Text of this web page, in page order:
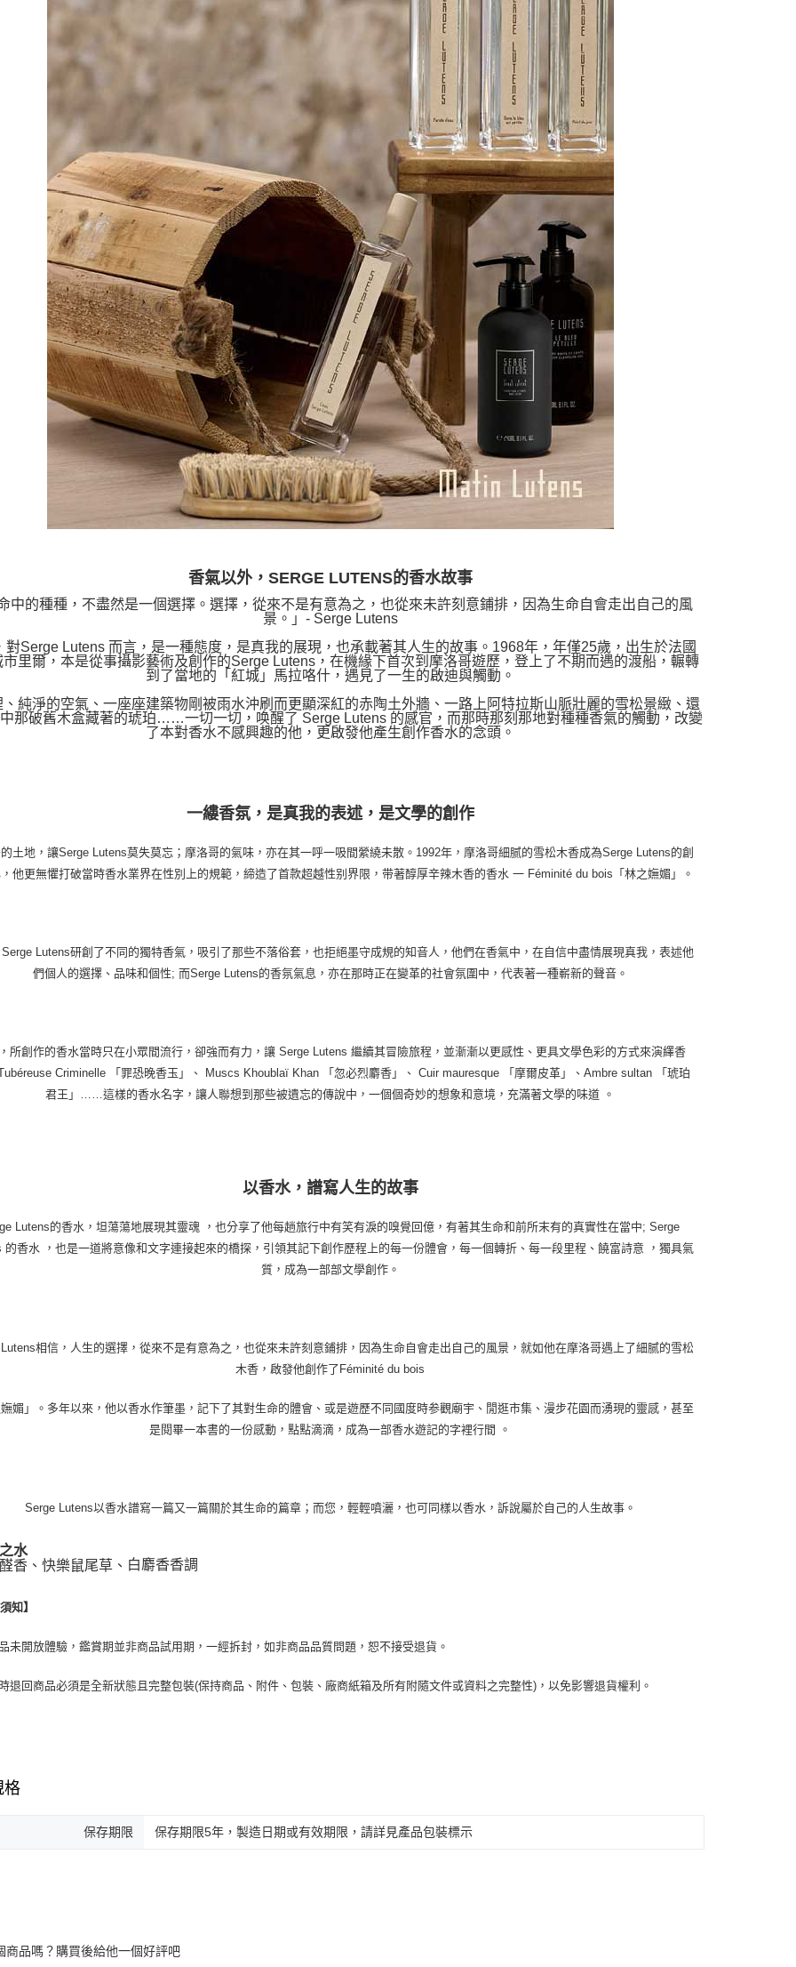
香氣以外，SERGE LUTENS的香水故事
中的種種，不盡然是一個選擇。選擇，從來不是有意為之，也從來未許刻意鋪排，因為生命自會走出自己的風
景。」- Serge Lutens
對Serge Lutens 而言，是一種態度，是真我的展現，也承載著其人生的故事。1968年，年僅25歲，出生於法國
市里爾，本是從事攝影藝術及創作的Serge Lutens，在機緣下首次到摩洛哥遊歷，登上了不期而遇的渡船，輾轉
到了當地的「紅城」馬拉咯什，遇見了一生的啟迪與觸動。
純淨的空氣、一座座建築物剛被雨水沖刷而更顯深紅的赤陶土外牆、一路上阿特拉斯山脈壯麗的雪松景緻、還
那破舊木盒藏著的琥珀……一切一切，唤醒了 Serge Lutens 的感官，而那時那刻那地對種種香氣的觸動，改變
了本對香水不感興趣的他，更啟發他產生創作香水的念頭。
一縷香氛，是真我的表述，是文學的創作
土地，讓Serge Lutens莫失莫忘；摩洛哥的氣味，亦在其一呼一吸間縈繞未散。1992年，摩洛哥細腻的雪松木香成為Serge Lutens的創
他更無懼打破當時香水業界在性別上的規範，締造了首款超越性别界限，带著醇厚辛辣木香的香水 一 Féminité du bois「林之嫵媚」。
Lutens研創了不同的獨特香氣，吸引了那些不落俗套，也拒絕墨守成規的知音人，他們在香氣中，在自信中盡情展現真我，表述他
們個人的選擇、品味和個性; 而Serge Lutens的香氛氣息，亦在那時正在變革的社會氛圍中，代表著一種嶄新的聲音。
所創作的香水當時只在小眾間流行，卻強而有力，讓 Serge Lutens 繼續其冒險旅程，並漸漸以更感性、更具文學色彩的方式來演繹香
Criminelle 「罪恐晚香玉」、 Muscs Khoublaï Khan 「忽必烈麝香」、 Cuir mauresque 「摩爾皮革」、Ambre sultan 「琥珀
君王」……這樣的香水名字，讓人聯想到那些被遺忘的傳說中，一個個奇妙的想象和意境，充滿著文學的味道 。
以香水，譜寫人生的故事
Lutens的香水，坦蕩蕩地展現其靈魂 ，也分享了他每趟旅行中有笑有淚的嗅覺回億，有著其生命和前所末有的真實性在當中; Serge
的香水 ，也是一道將意像和文字連接起來的橋探，引領其記下創作歷程上的每一份體會，每一個轉折、每一段里程、饒富詩意 ，獨具氣
質，成為一部部文學創作。
相信，人生的選擇，從來不是有意為之，也從來未許刻意鋪排，因為生命自會走出自己的風景，就如他在摩洛哥遇上了細腻的雪松
木香，啟發他創作了Féminité du bois
媚」。多年以來，他以香水作筆墨，記下了其對生命的體會、或是遊歷不同國度時参觀廟宇、閒逛市集、漫步花園而湧現的靈感，甚至
是閱畢一本書的一份感動，點點滴滴，成為一部香水遊記的字裡行間 。
Serge Lutens以香水譜寫一篇又一篇關於其生命的篇章；而您，輕輕噴灑，也可同樣以香水，訴說屬於自己的人生故事。
水
香、快樂鼠尾草、 白麝香香調
知】
未開放體驗，鑑賞期並非商品試用期，一經拆封，如非商品品質問題，恕不接受退貨。
退回商品必須是全新狀態且完整包裝(保持商品、附件、包裝、廠商紙箱及所有附隨文件或資料之完整性)，以免影響退貨權利。
格
保存期限 保存期限5年，製造日期或有效期限，請詳見產品包裝標示
商品嗎？購買後給他一個好評吧